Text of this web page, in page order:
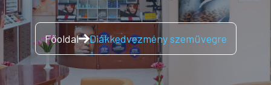
Főoldal Diákkedvezmény szemüvegre